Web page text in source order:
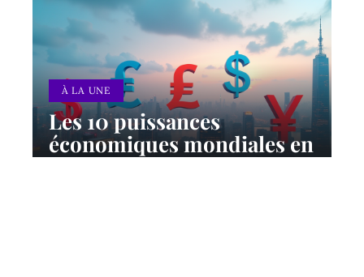
À LA UNE
Les 10 puissances
économiques mondiales en
2024 : classement et